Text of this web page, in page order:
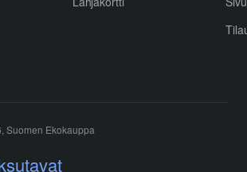
Suomen Ekokauppa